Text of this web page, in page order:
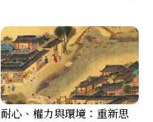
耐心、權力與環境：重新思